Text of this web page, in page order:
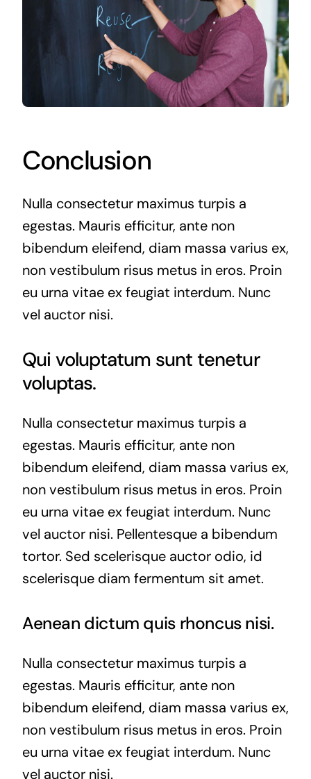
Conclusion
Nulla consectetur maximus turpis a
egestas. Mauris efficitur, ante non
bibendum eleifend, diam massa varius ex,
non vestibulum risus metus in eros. Proin
eu urna vitae ex feugiat interdum. Nunc
vel auctor nisi.
Qui voluptatum sunt tenetur
voluptas.
Nulla consectetur maximus turpis a
egestas. Mauris efficitur, ante non
bibendum eleifend, diam massa varius ex,
non vestibulum risus metus in eros. Proin
eu urna vitae ex feugiat interdum. Nunc
vel auctor nisi. Pellentesque a bibendum
tortor. Sed scelerisque auctor odio, id
scelerisque diam fermentum sit amet.
Aenean dictum quis rhoncus nisi.
Nulla consectetur maximus turpis a
egestas. Mauris efficitur, ante non
bibendum eleifend, diam massa varius ex,
non vestibulum risus metus in eros. Proin
eu urna vitae ex feugiat interdum. Nunc
vel auctor nisi.